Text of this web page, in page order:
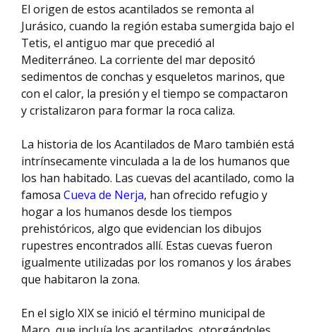
El origen de estos acantilados se remonta al
Jurásico, cuando la región estaba sumergida bajo el
Tetis, el antiguo mar que precedió al
Mediterráneo. La corriente del mar depositó
sedimentos de conchas y esqueletos marinos, que
con el calor, la presión y el tiempo se compactaron
y cristalizaron para formar la roca caliza.
La historia de los Acantilados de Maro también está
intrínsecamente vinculada a la de los humanos que
los han habitado. Las cuevas del acantilado, como la
famosa Cueva de Nerja, han ofrecido refugio y
hogar a los humanos desde los tiempos
prehistóricos, algo que evidencian los dibujos
rupestres encontrados allí. Estas cuevas fueron
igualmente utilizadas por los romanos y los árabes
que habitaron la zona.
En el siglo XIX se inició el término municipal de